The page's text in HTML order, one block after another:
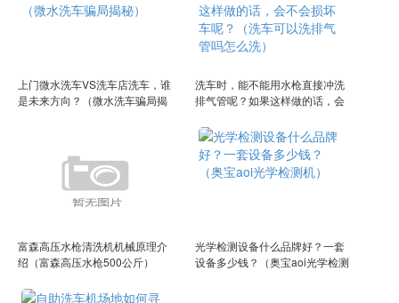
上门微水洗车VS洗车店洗车，谁
是未来方向？（微水洗车骗局揭
洗车时，能不能用水枪直接冲洗
排气管呢？如果这样做的话，会
气管吗怎么洗）
富森高压水枪清洗机机械原理介
绍（富森高压水枪500公斤）
光学检测设备什么品牌好？一套
设备多少钱？（奥宝aoi光学检测